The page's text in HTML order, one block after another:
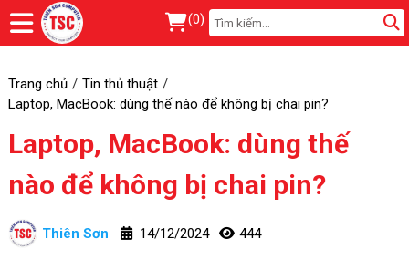
(0)
Trang chủ
Tin thủ thuật
Laptop, MacBook: dùng thế nào để không bị chai pin?
Laptop, MacBook: dùng thế
nào để không bị chai pin?
Thiên Sơn 14/12/2024 444